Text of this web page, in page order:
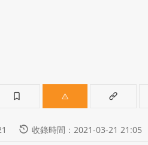
收錄時間：2021-03-21 21:05